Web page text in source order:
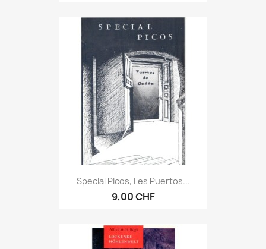
Special Picos, Les Puertos...
9,00 CHF